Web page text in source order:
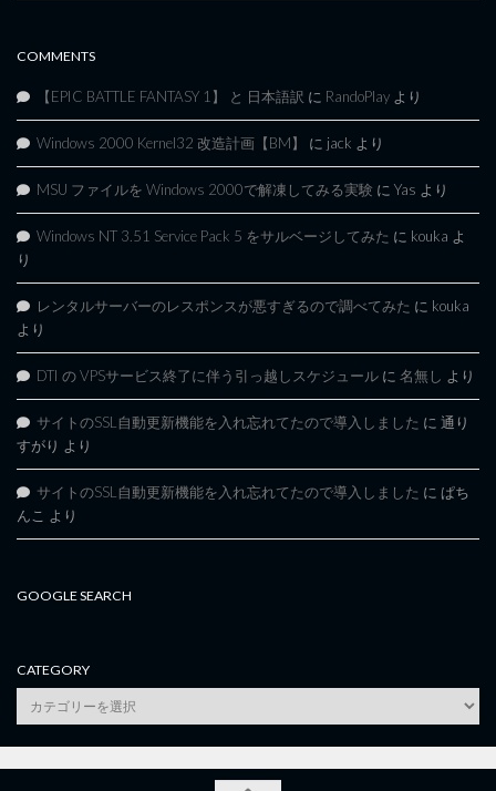
COMMENTS
【EPIC BATTLE FANTASY 1】 と 日本語訳 に RandoPlay より
Windows 2000 Kernel32 改造計画【BM】 に jack より
MSU ファイルを Windows 2000で解凍してみる実験 に Yas より
Windows NT 3.51 Service Pack 5 をサルベージしてみた に kouka よ
り
レンタルサーバーのレスポンスが悪すぎるので調べてみた に kouka
より
DTI の VPSサービス終了に伴う引っ越しスケジュール に 名無し より
サイトのSSL自動更新機能を入れ忘れてたので導入しました に 通り
すがり より
サイトのSSL自動更新機能を入れ忘れてたので導入しました に ぱち
んこ より
GOOGLE SEARCH
CATEGORY
category